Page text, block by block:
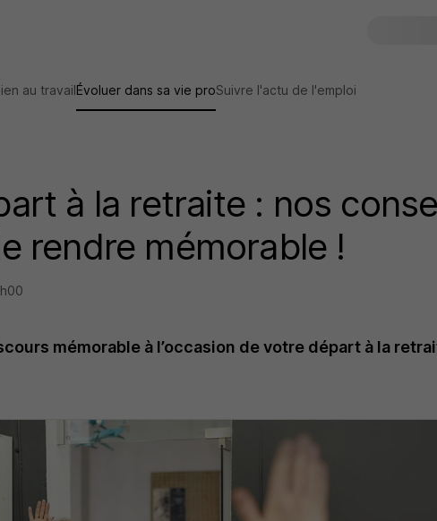
au travailÉvoluer dans sa vie proSuivre l'actu de l'emploi
à la retraite : nos
rendre mémorable !
mémorable à l’occasion de votre départ à la